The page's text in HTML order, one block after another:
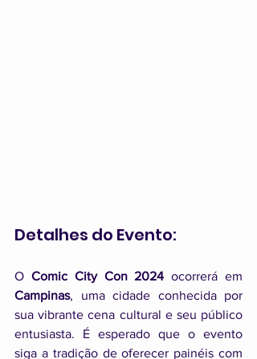
Detalhes do Evento:
O Comic City Con 2024
Campinas, uma cidade conhecida por
sua vibrante cena cultural e seu público
entusiasta. É esperado que o evento
siga a tradição de oferecer painéis com